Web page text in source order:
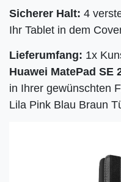
Sicherer Halt: 4
Ihr Tablet in dem
Lieferumfang: 1x
Huawei MatePad SE
in Ihrer gewünschten
Lila Pink Blau Braun